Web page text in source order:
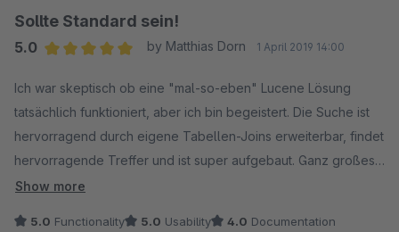
Sollte Standard sein!
5.0
by Matthias Dorn 1 April 2019 14:00
Ich war skeptisch ob eine "mal-so-eben" Lucene Lösung
tatsächlich funktioniert, aber ich bin begeistert. Die Suche ist
hervorragend durch eigene Tabellen-Joins erweiterbar, findet
hervorragende Treffer und ist super aufgebaut. Ganz großes
Lob!
Show more
5.0 Functionality 5.0 Usability 4.0 Documentation